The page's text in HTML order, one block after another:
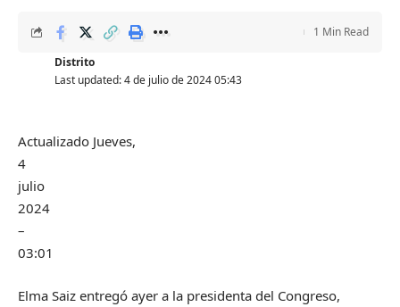
Last updated: 4 de julio de 2024 05:43
Distrito
1 Min Read
Actualizado Jueves,
4
julio
2024
–
03:01
Elma Saiz entregó ayer a la presidenta del Congreso,